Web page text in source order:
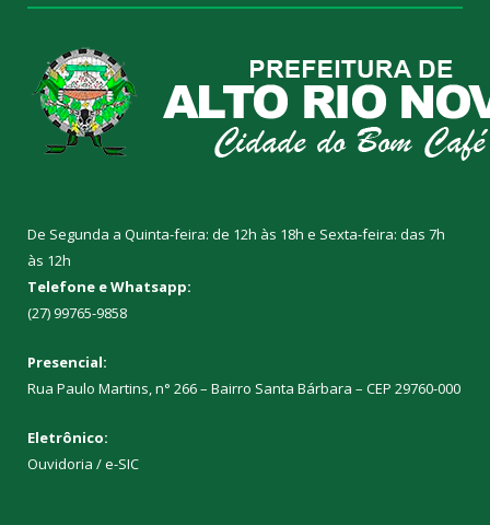
De Segunda a Quinta-feira: de 12h às 18h e Sexta-feira: das 7h
às 12h
Telefone e Whatsapp:
(27) 99765-9858
Presencial:
Rua Paulo Martins, n° 266 – Bairro Santa Bárbara – CEP 29760-000
Eletrônico:
Ouvidoria /e-SIC